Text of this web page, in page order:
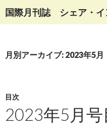
国際月刊誌 シェア・イ
検
索
ン
動
月別アーカイブ: 2023年5月
目次
2023年5月号